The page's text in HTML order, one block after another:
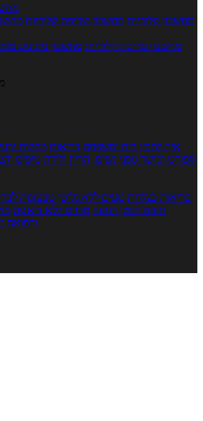
מחשבון קלוריות מחשבון שריפת קלוריות
מחשבון צריכת קלוריות מחשבון מינונים
איך להכין בית ומשפחה בריאות מחלות
ספורט וכושר גופני נשים, הריון ולידה טיפים
בריאות בצלחת טעים ללא גלוטן טבעונות
תזונה לבטן רגועה מרזים ללא דיאטה
ורפואה